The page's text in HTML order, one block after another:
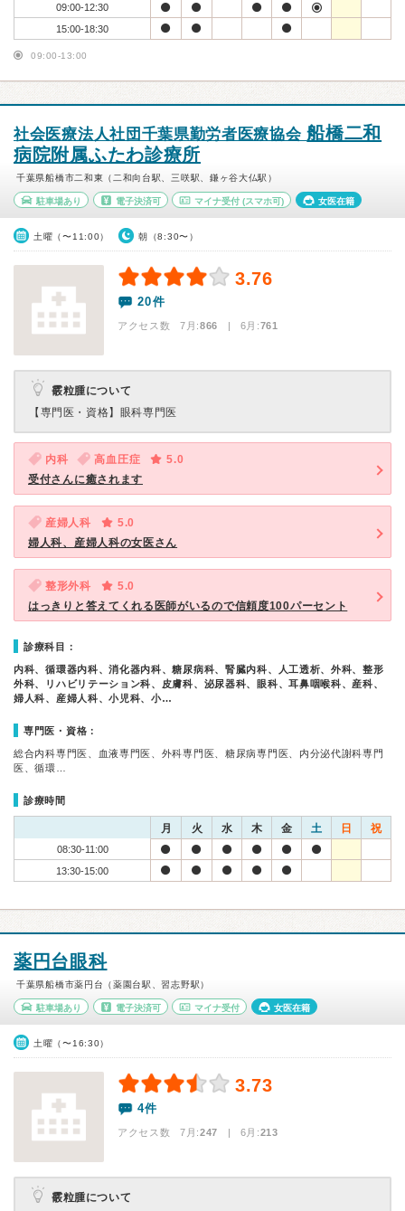
09:00-12:30
15:00-18:30
09:00-13:00
社会医療法人社団千葉県勤労者医療協会船橋二和
病院附属ふたわ診療所
千葉県船橋市二和東（二和向台駅、三咲駅、鎌ヶ谷大仏駅）
駐車場あり 電子決済可 マイナ受付 (スマホ可) 女医在籍
土曜（〜11:00） 朝（8:30〜）
3.76
20件
アクセス数 7月:866 | 6月:761
霰粒腫について
【専門医・資格】 眼科専門医
内科 高血圧症
5.0
受付さんに癒されます
産婦人科
5.0
婦人科、産婦人科の女医さん
整形外科
5.0
はっきりと答えてくれる医師がいるので信頼度100パーセント
診療科目：
内科、循環器内科、消化器内科、糖尿病科、腎臓内科、人工透析、外科、整形
外科、リハビリテーション科、皮膚科、泌尿器科、眼科、耳鼻咽喉科、産科、
婦人科、産婦人科、小児科、小…
専門医・資格：
総合内科専門医、血液専門医、外科専門医、糖尿病専門医、内分泌代謝科専門
医、循環…
診療時間
月 火 水 木 金 土 日 祝
08:30-11:00
13:30-15:00
薬円台眼科
千葉県船橋市薬円台（薬園台駅、習志野駅）
駐車場あり 電子決済可 マイナ受付 女医在籍
土曜（〜16:30）
3.73
4件
アクセス数 7月:247 | 6月:213
霰粒腫について